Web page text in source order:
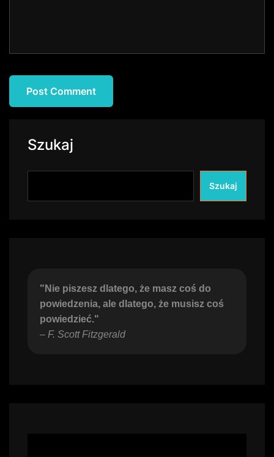
Szukaj
Szukaj
"Nie piszesz dlatego, że masz coś do
powiedzenia, ale dlatego, że musisz coś
powiedzieć."
– F. Scott Fitzgerald